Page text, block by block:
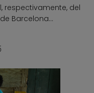
respectivamente, del
Barcelona...